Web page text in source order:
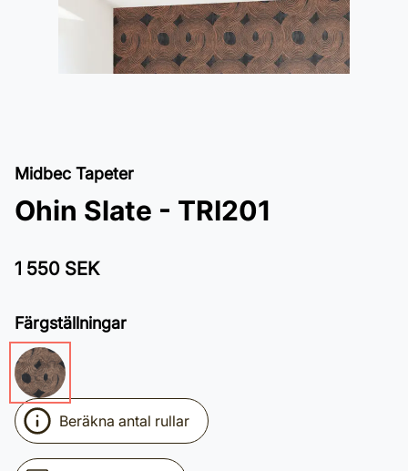
Midbec Tapeter
Ohin Slate - TRI201
1 550 SEK
Färgställningar
Beräkna antal rullar